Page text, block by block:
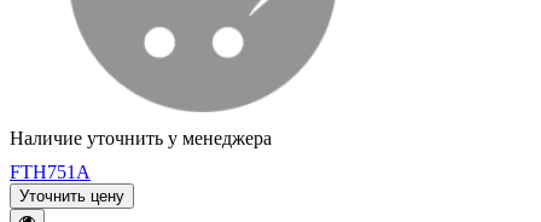
Наличие уточнить у менеджера
FTH751A
Уточнить цену